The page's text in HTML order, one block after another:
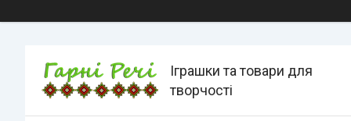
Іграшки та товари для
творчості